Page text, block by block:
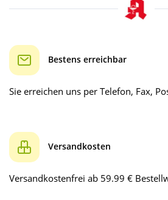
Bestens erreichbar
Sie erreichen uns per Telefon, Fax,
Versandkosten
Versandkostenfrei ab 59.99 €